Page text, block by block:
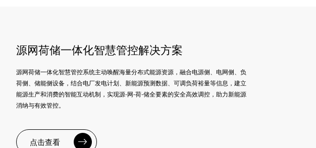
源网荷储一体化智慧管控解决方案
源网荷储一体化智慧管控系统主动唤醒海量分布式能源资源，融合电源侧、电网侧、负
荷侧、储能侧设备，结合电厂发电计划、新能源预测数据、可调负荷裕量等信息，建立
能源生产和消费的智能互动机制，实现源-网-荷-储全要素的安全高效调控，助力新能源
消纳与有效管控。
点击查看